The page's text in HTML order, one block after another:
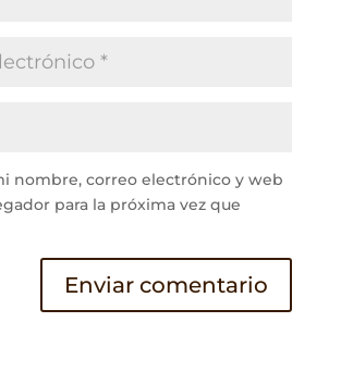
nombre, correo electrónico y web
para la próxima vez que